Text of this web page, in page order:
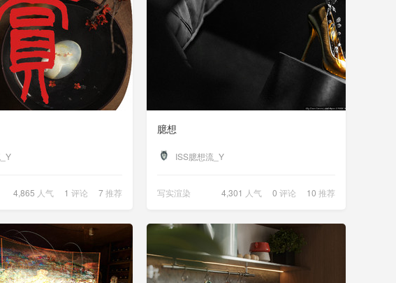
4,865 人气 1 评论 7推荐
臆想
ISS臆想流_Y
写实渲染 4,301 人气 0 评论 10 推荐